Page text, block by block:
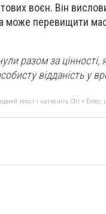
воєн. Він
може перевищити
разом за
відданість у
текст і натисніть Ctrl +